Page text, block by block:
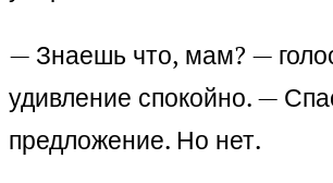
— Знаешь что, мам? —
удивление спокойно. —
предложение. Но нет.